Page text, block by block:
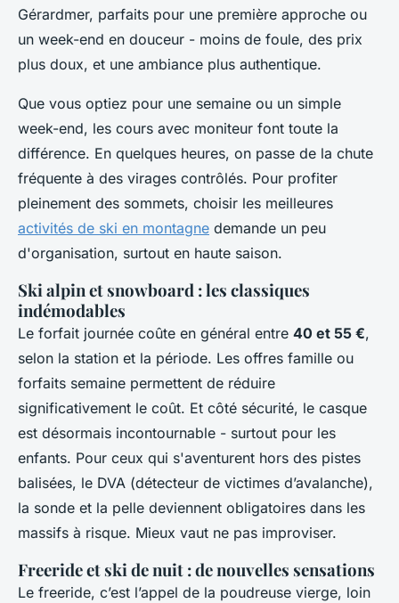
Gérardmer, parfaits pour une première approche ou
un week-end en douceur - moins de foule, des prix
plus doux, et une ambiance plus authentique.
Que vous optiez pour une semaine ou un simple
week-end, les cours avec moniteur font toute la
différence. En quelques heures, on passe de la chute
fréquente à des virages contrôlés. Pour profiter
pleinement des sommets, choisir les meilleures
activités de ski en montagne demande un peu
d'organisation, surtout en haute saison.
Ski alpin et snowboard : les classiques
indémodables
Le forfait journée coûte en général entre 40 et 55 €,
selon la station et la période. Les offres famille ou
forfaits semaine permettent de réduire
significativement le coût. Et côté sécurité, le casque
est désormais incontournable - surtout pour les
enfants. Pour ceux qui s'aventurent hors des pistes
balisées, le DVA (détecteur de victimes d’avalanche),
la sonde et la pelle deviennent obligatoires dans les
massifs à risque. Mieux vaut ne pas improviser.
Freeride et ski de nuit : de nouvelles sensations
Le freeride, c’est l’appel de la poudreuse vierge, loin